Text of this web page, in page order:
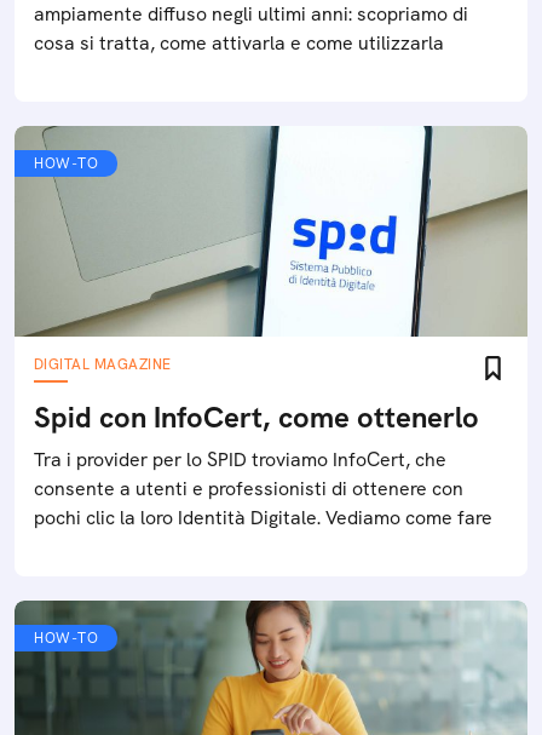
ampiamente diffuso negli ultimi anni: scopriamo di
cosa si tratta, come attivarla e come utilizzarla
HOW-TO
DIGITAL MAGAZINE
Spid con InfoCert, come ottenerlo
Tra i provider per lo SPID troviamo InfoCert, che
consente a utenti e professionisti di ottenere con
pochi clic la loro Identità Digitale. Vediamo come fare
HOW-TO